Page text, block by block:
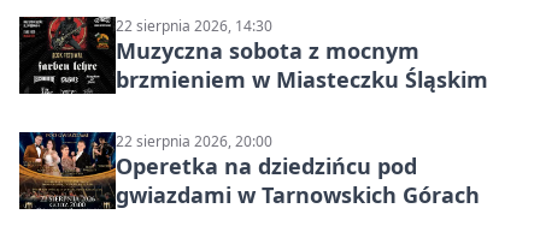
22 sierpnia 2026, 14:30
Muzyczna sobota z mocnym
brzmieniem w Miasteczku Śląskim
22 sierpnia 2026, 20:00
Operetka na dziedzińcu pod
gwiazdami w Tarnowskich Górach